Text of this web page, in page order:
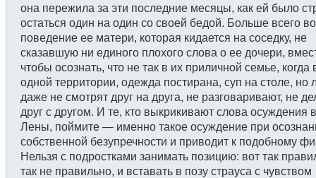
она пережила за эти последние месяцы, как ей было
остаться один на один со своей бедой. Больше всего
поведение ее матери, которая кидается на соседку, не
сказавшую ни единого плохого слова о ее дочери,
чтобы осознать, что не так в их приличной семье, когда
одной территории, одежда постирана, суп на столе, но
даже не смотрят друг на друга, не разговаривают, не
друг с другом. И те, кто выкрикивают слова осуждения
Лены, поймите — именно такое осуждение при
собственной безупречности и приводит к подобному
Нельзя с подростками занимать позицию: вот так
так не правильно, и вставать в позу страуса с чувством